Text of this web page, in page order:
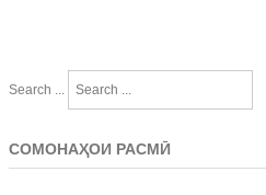
Search ...
СОМОНАҲОИ РАСМӢ